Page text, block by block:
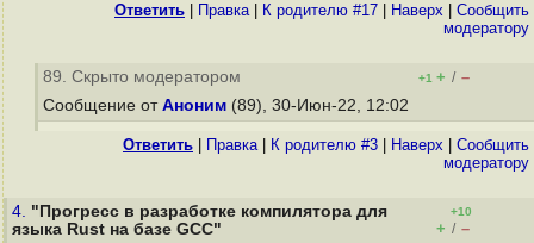
Ответить Правка| К родителю #17 Наверх
Cообщить
модератору
89. Скрыто модератором +1 + / –
Сообщение от Аноним (89), 30-Июн-22, 12:02
Ответить Правка| К родителю #3 Наверх
Cообщить
модератору
4. "Прогресс в разработке компилятора для
языка Rust на базе GCC"
+10
+ / –